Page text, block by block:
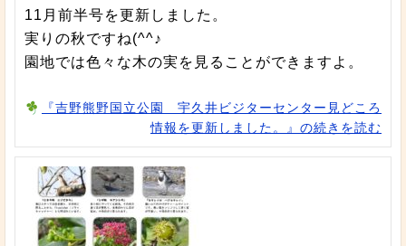
11月前半号を更新しました。
実りの秋ですね(^^♪
園地では色々な木の実を見ることができますよ。
『吉野熊野国立公園 宇久井ビジターセンター見どころ
情報を更新しました。』の続きを読む